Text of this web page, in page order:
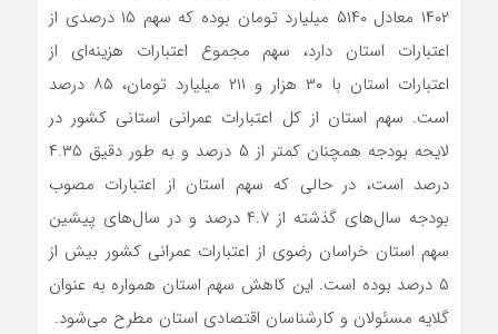
۱۴۰۲ معادل ۵۱۴۰ میلیارد تومان بوده که سهم ۱۵ درصدی از
اعتبارات استان دارد، سهم مجموع اعتبارات هزینه‌ای از
اعتبارات استان با ۳۰ هزار و ۲۱۱ میلیارد تومان، ۸۵ درصد
است. سهم استان از کل اعتبارات عمرانی استانی کشور در
لایحه بودجه همچنان کمتر از ۵ درصد و به ‌طور دقیق ۴.۳۵
درصد است، در حالی که سهم استان از اعتبارات مصوب
بودجه سال‌های گذشته از ۴.۷ درصد و در سال‌های پیشین
سهم استان خراسان رضوی از اعتبارات عمرانی کشور بیش از
۵ درصد بوده است. این کاهش سهم استان همواره به عنوان
گلایه مسئولان و کارشناسان اقتصادی استان مطرح می‌شود.